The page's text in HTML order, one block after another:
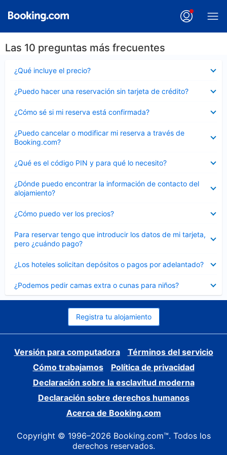
Las 10 preguntas más frecuentes
¿Qué incluye el precio?
cerrado
¿Puedo hacer una reservación sin tarjeta de crédito?
cerrado
¿Cómo sé si mi reserva está confirmada?
cerrado
¿Puedo cancelar o modificar mi reserva a través de
Booking.com?
cerrado
¿Qué es el código PIN y para qué lo necesito?
cerrado
¿Dónde puedo encontrar la información de contacto del
alojamiento?
cerrado
¿Cómo puedo ver los precios?
cerrado
Para reservar tengo que introducir los datos de mi tarjeta,
pero ¿cuándo pago?
cerrado
¿Los hoteles solicitan depósitos o pagos por adelantado?
cerrado
¿Podemos pedir camas extra o cunas para niños?
cerrado
Registra tu alojamiento
Versión para computadora
Términos del servicio
Cómo trabajamos
Política de privacidad
Declaración sobre la esclavitud moderna
Declaración sobre derechos humanos
Acerca de Booking.com
Copyright © 1996–2026 Booking.com™. Todos los
derechos reservados.